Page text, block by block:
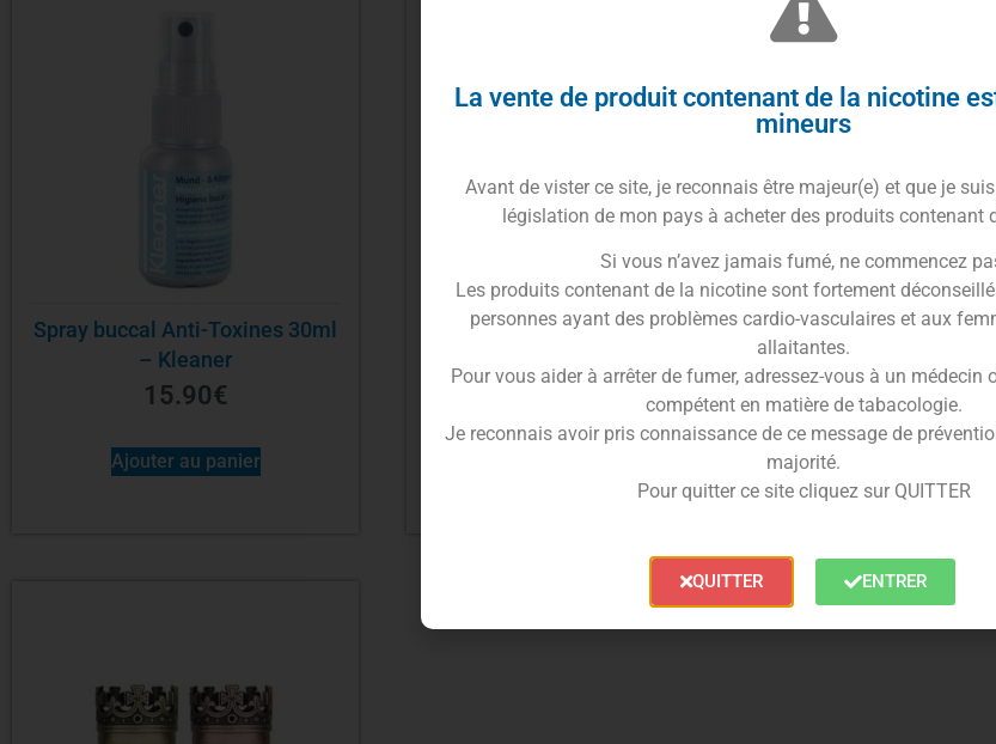
Spray buccal Anti-Toxines 30ml
– Kleaner
15.90€
Ajouter au panier
Grinder – 1 étage en Plastique –
Grinder – 4
11.90€
Choix des
La vente de produit contenant de la nicotine
mineurs
Avant de vister ce site, je reconnais être majeur(e) et que je
législation de mon pays à acheter des produits contenant
Si vous n’avez jamais fumé, ne commencez
Les produits contenant de la nicotine sont fortement
personnes ayant des problèmes cardio-vasculaires et aux
allaitantes.
Pour vous aider à arrêter de fumer, adressez-vous à un médecin
compétent en matière de tabacologie.
Je reconnais avoir pris connaissance de ce message de
majorité.
Pour quitter ce site cliquez sur QUITTER
QUITTER ENTRER